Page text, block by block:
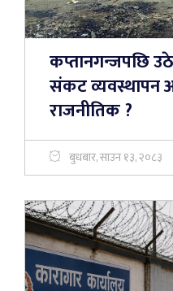
कप्तानगन्जपछि
संकट व्यवस्थापन
राजनीतिक ?
बुधबार, साउन १३, २०८३